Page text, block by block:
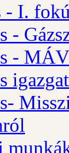
- I.
-
-